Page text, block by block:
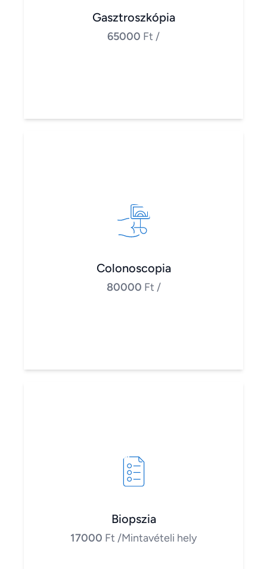
Gasztroszkópia
65000 Ft /
Colonoscopia
80000 Ft /
Biopszia
17000 Ft /Mintavételi hely